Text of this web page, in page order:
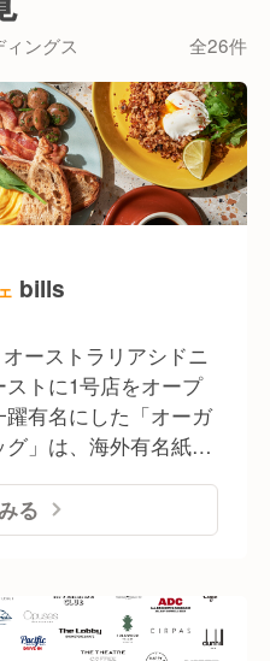
ステムを構築し、店舗運
ホスピタリティのプロフ
実現します。
ングス 全26件
bills
ーストラリアシドニ
トに1号店をオープ
有名にした「オーガ
」は、海外有名紙
たような空間で、シ
した料理を楽しめる
賛されました。
る